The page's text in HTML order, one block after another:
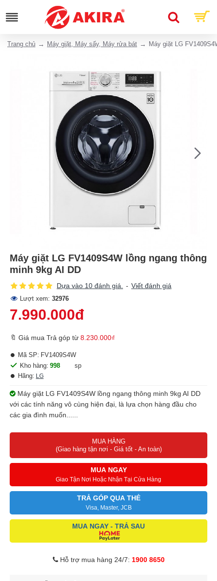
Trang chủ Máy giặt, Máy sấy, Máy rửa bát Máy giặt LG
Máy giặt LG FV1409S4W lồng ngang thông
minh 9kg AI DD
Dựa vào 10 đánh giá. - Viết đánh giá
Lượt xem: 32976
7.990.000đ
🔖 Giá mua Trả góp từ 8.230.000₫
Kho hàng: 998
sp
Hãng: LG
Mã SP: FV1409S4W
Máy giặt LG FV1409S4W lồng ngang thông minh 9kg AI DD
với các tính năng vô cùng hiện đại, là lựa chọn hàng đầu cho
các gia đình muốn......
MUA HÀNG
(Giao hàng tận nơi - Giá tốt - An toàn)
MUA NGAY
Giao Tận Nơi Hoặc Nhận Tại Cửa Hàng
TRẢ GÓP QUA THẺ
Visa, Master, JCB
MUA NGAY - TRẢ SAU
Hỗ trợ mua hàng 24/7: 1900 8650